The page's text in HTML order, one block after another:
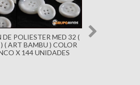
POLIESTER MED 32 (
( ART BAMBU ) COLOR
X 144 UNIDADES